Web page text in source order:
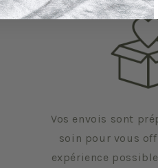
Vos envois sont
soin pour vous
expérience